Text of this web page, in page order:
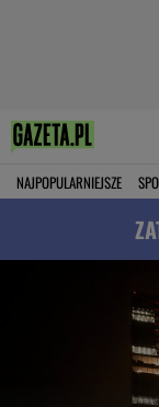
NAJPOPULARNIEJSZE